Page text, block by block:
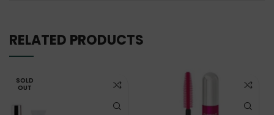
RELATED PRODUCTS
SOLD
OUT